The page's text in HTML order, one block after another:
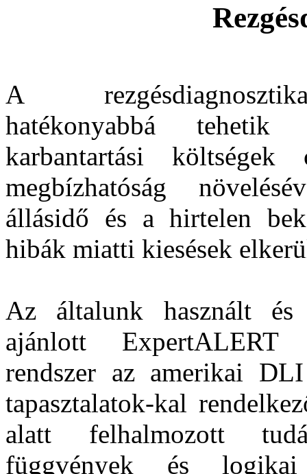
A
hatékonyabbá
karbantartási költségek
megbízhatóság
állásidő és a hirtelen
hibák miatti kiesések
Az általunk használt és
ajánlott ExpertALERT
rendszer az amerikai
tapasztalatok-kal
alatt felhalmozott
függvények és